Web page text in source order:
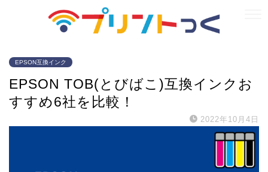
EPSON互換インク
EPSON TOB(とびばこ)互換インクお
すすめ6社を比較！
2022年10月4日